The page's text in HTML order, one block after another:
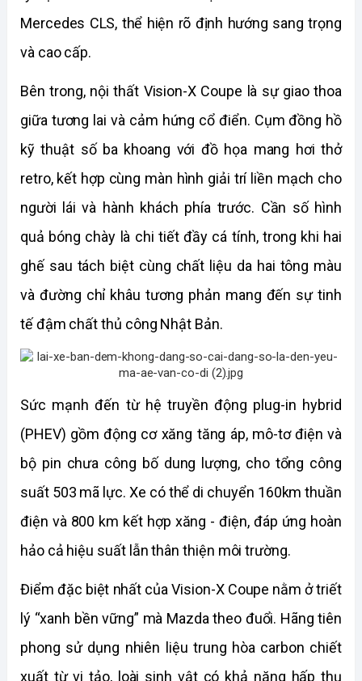
Mercedes CLS, thể hiện rõ định hướng sang trọng
và cao cấp.
Bên trong, nội thất Vision-X Coupe là sự giao thoa
giữa tương lai và cảm hứng cổ điển. Cụm đồng hồ
kỹ thuật số ba khoang với đồ họa mang hơi thở
retro, kết hợp cùng màn hình giải trí liền mạch cho
người lái và hành khách phía trước. Cần số hình
quả bóng chày là chi tiết đầy cá tính, trong khi hai
ghế sau tách biệt cùng chất liệu da hai tông màu
và đường chỉ khâu tương phản mang đến sự tinh
tế đậm chất thủ công Nhật Bản.
Sức mạnh đến từ hệ truyền động plug-in hybrid
(PHEV) gồm động cơ xăng tăng áp, mô-tơ điện và
bộ pin chưa công bố dung lượng, cho tổng công
suất 503 mã lực. Xe có thể di chuyển 160km thuần
điện và 800 km kết hợp xăng - điện, đáp ứng hoàn
hảo cả hiệu suất lẫn thân thiện môi trường.
Điểm đặc biệt nhất của Vision-X Coupe nằm ở triết
lý “xanh bền vững” mà Mazda theo đuổi. Hãng tiên
phong sử dụng nhiên liệu trung hòa carbon chiết
xuất từ vi tảo, loài sinh vật có khả năng hấp thụ